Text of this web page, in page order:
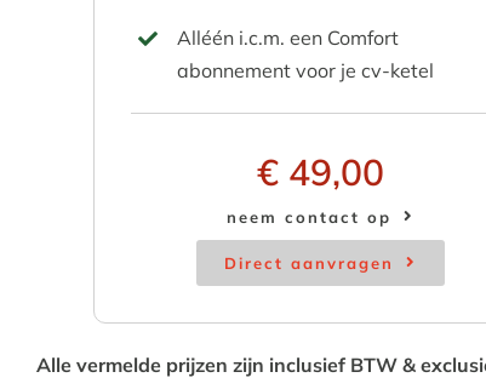
Alléén i.c.m. een Comfort
abonnement voor je cv-ketel
€ 49,00
neem contact op
Direct aanvragen
Alle vermelde prijzen zijn inclusief BTW &